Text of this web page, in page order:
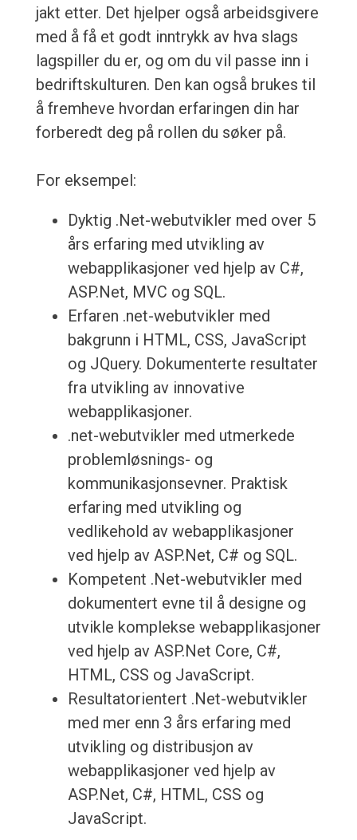
jakt etter. Det hjelper også arbeidsgivere
med å få et godt inntrykk av hva slags
lagspiller du er, og om du vil passe inn i
bedriftskulturen. Den kan også brukes til
å fremheve hvordan erfaringen din har
forberedt deg på rollen du søker på.
For eksempel:
Dyktig .Net-webutvikler med over 5
års erfaring med utvikling av
webapplikasjoner ved hjelp av C#,
ASP.Net, MVC og SQL.
Erfaren .net-webutvikler med
bakgrunn i HTML, CSS, JavaScript
og JQuery. Dokumenterte resultater
fra utvikling av innovative
webapplikasjoner.
.net-webutvikler med utmerkede
problemløsnings- og
kommunikasjonsevner. Praktisk
erfaring med utvikling og
vedlikehold av webapplikasjoner
ved hjelp av ASP.Net, C# og SQL.
Kompetent .Net-webutvikler med
dokumentert evne til å designe og
utvikle komplekse webapplikasjoner
ved hjelp av ASP.Net Core, C#,
HTML, CSS og JavaScript.
Resultatorientert .Net-webutvikler
med mer enn 3 års erfaring med
utvikling og distribusjon av
webapplikasjoner ved hjelp av
ASP.Net, C#, HTML, CSS og
JavaScript.